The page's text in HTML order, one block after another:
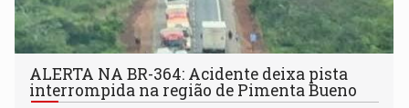
ALERTA NA BR-364: Acidente deixa pista
interrompida na região de Pimenta Bueno